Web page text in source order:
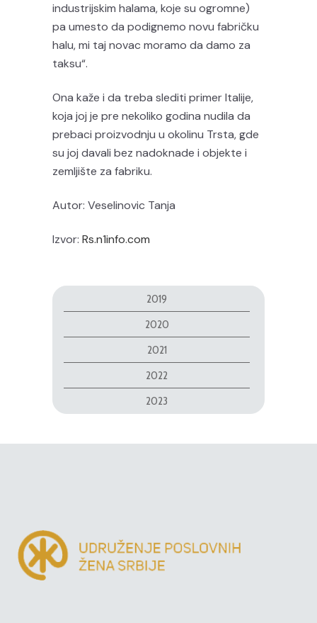
industrijskim halama, koje su ogromne)
pa umesto da podignemo novu fabričku
halu, mi taj novac moramo da damo za
taksu“.
Ona kaže i da treba slediti primer Italije,
koja joj je pre nekoliko godina nudila da
prebaci proizvodnju u okolinu Trsta, gde
su joj davali bez nadoknade i objekte i
zemljište za fabriku.
Autor: Veselinovic Tanja
Izvor: Rs.n1info.com
2019
2020
2021
2022
2023